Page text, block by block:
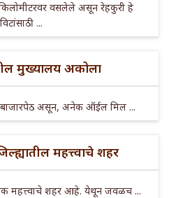
वसलेले असून रेहकुरी हे
...
मुख्यालय अकोला
बाजारपेठ असून, अनेक ऑईल मिल ...
महत्त्वाचे शहर
महत्त्वाचे शहर आहे. येथून जवळच ...